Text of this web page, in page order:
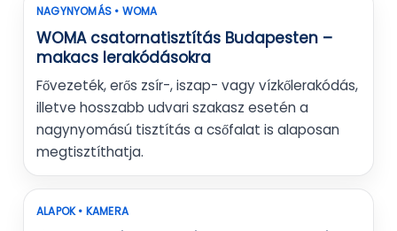
NAGYNYOMÁS • WOMA
WOMA csatornatisztítás Budapesten –
makacs lerakódásokra
Fővezeték, erős zsír-, iszap- vagy vízkőlerakódás,
illetve hosszabb udvari szakasz esetén a
nagynyomású tisztítás a csőfalat is alaposan
megtisztíthatja.
ALAPOK • KAMERA